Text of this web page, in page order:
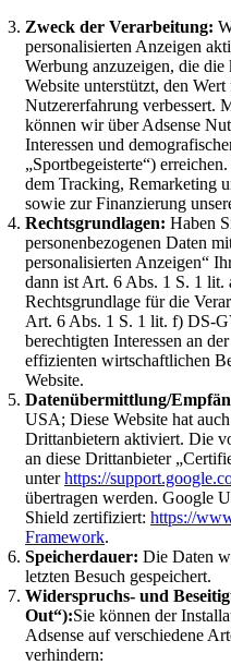
Zweck der Verarbeitung:
personalisierten Anzeigen
Werbung anzuzeigen, die
Website unterstützt, den
Nutzererfahrung verbessert.
können wir über Adsense
Interessen und
„Sportbegeisterte“)
dem Tracking, Remarketing
sowie zur Finanzierung
Rechtsgrundlagen: Haben
personenbezogenen Daten
personalisierten Anzeigen“
dann ist Art. 6 Abs. 1 S. 1
Rechtsgrundlage für die
Art. 6 Abs. 1 S. 1 lit. f) DS-
berechtigten Interessen an
effizienten wirtschaftlichen
Website.
Datenübermittlung/
USA; Diese Website hat
Drittanbietern aktiviert. Die
an diese Drittanbieter
unterhttps://
übertragen werden. Google
Shield zertifiziert: https://
Framework.
Speicherdauer: Die Daten
letzten Besuch gespeichert.
Widerspruchs- und
Out“):Sie können der
Adsense auf verschiedene
verhindern: